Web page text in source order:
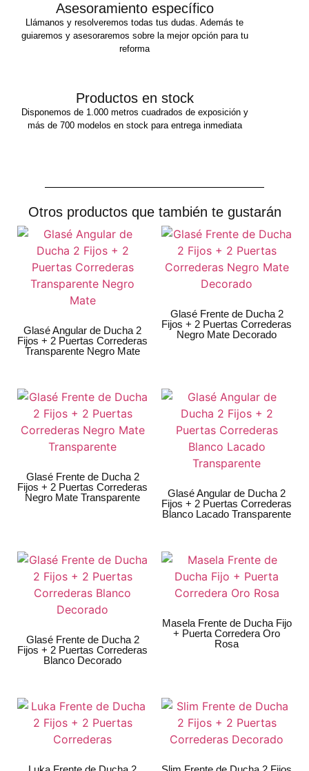
Asesoramiento específico
Llámanos y resolveremos todas tus dudas. Además te
guiaremos y asesoraremos sobre la mejor opción para tu
reforma
Productos en stock
Disponemos de 1.000 metros cuadrados de exposición y
más de 700 modelos en stock para entrega inmediata
Otros productos que también te gustarán
Glasé Angular de Ducha 2
Fijos + 2 Puertas Correderas
Transparente Negro Mate
Glasé Frente de Ducha 2
Fijos + 2 Puertas Correderas
Negro Mate Decorado
Glasé Frente de Ducha 2
Fijos + 2 Puertas Correderas
Negro Mate Transparente
Glasé Angular de Ducha 2
Fijos + 2 Puertas Correderas
Blanco Lacado Transparente
Glasé Frente de Ducha 2
Fijos + 2 Puertas Correderas
Blanco Decorado
Masela Frente de Ducha Fijo
+ Puerta Corredera Oro
Rosa